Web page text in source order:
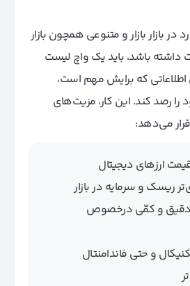
بازار بازار و متنوعی همچون بازار
داشته باشد، باید یک واچ لیست
که برایش مهم است،
رصد کند. این کار، مزیت‌های
قرار می‌دهد:
ارزهای دیجیتال
ریسک و سرمایه در بازار
دقیق و کمّی در‌خصوص
و حتی فاندامنتال